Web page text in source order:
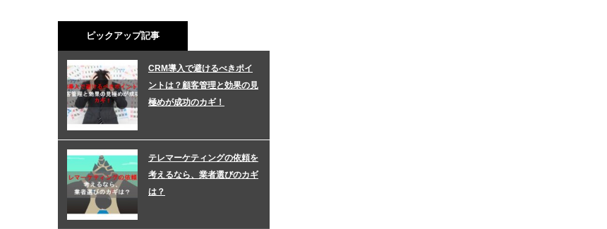
ピックアップ記事
CRM導入で避けるべきポイ
ントは？顧客管理と効果の見
極めが成功のカギ！
テレマーケティングの依頼を
考えるなら、業者選びのカギ
は？